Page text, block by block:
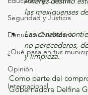
Seguridad y Justicia
Denuncia Ciudadana
¿Qué pasa en tus
Opinión
Internacional
las mexiquenses
Las canastas
no perecederos,
y limpieza.
Como parte del
Gobernadora Delfina